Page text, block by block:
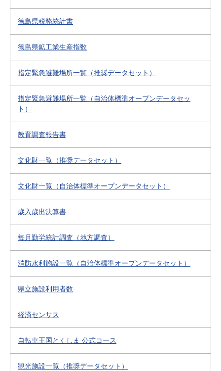
徳島県税務統計書
徳島県鉱工業生産指数
指定緊急避難場所一覧（推奨データセット）
指定緊急避難場所一覧（自治体標準オープンデータセッ
ト）
教育調査報告書
文化財一覧（推奨データセット）
文化財一覧（自治体標準オープンデータセット）
歳入歳出決算書
毎月勤労統計調査（地方調査）
消防水利施設一覧（自治体標準オープンデータセット）
県立施設利用者数
経済センサス
自転車王国とくしま 公式コース
観光施設一覧（推奨データセット）